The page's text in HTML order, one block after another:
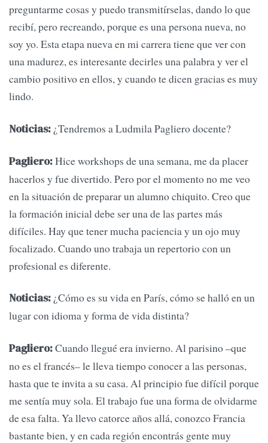
preguntarme cosas y puedo transmitírselas, dando lo que
recibí, pero recreando, porque es una persona nueva, no
soy yo. Esta etapa nueva en mi carrera tiene que ver con
una madurez, es interesante decirles una palabra y ver el
cambio positivo en ellos, y cuando te dicen gracias es muy
lindo.
Noticias: ¿Tendremos a Ludmila Pagliero docente?
Pagliero:Hice workshops de una semana, me da placer
hacerlos y fue divertido. Pero por el momento no me veo
en la situación de preparar un alumno chiquito. Creo que
la formación inicial debe ser una de las partes más
difíciles. Hay que tener mucha paciencia y un ojo muy
focalizado. Cuando uno trabaja un repertorio con un
profesional es diferente.
Noticias: ¿Cómo es su vida en París, cómo se halló en un
lugar con idioma y forma de vida distinta?
Pagliero:Cuando llegué era invierno. Al parisino –que
no es el francés– le lleva tiempo conocer a las personas,
hasta que te invita a su casa. Al principio fue difícil porque
me sentía muy sola. El trabajo fue una forma de olvidarme
de esa falta. Ya llevo catorce años allá, conozco Francia
bastante bien, y en cada región encontrás gente muy